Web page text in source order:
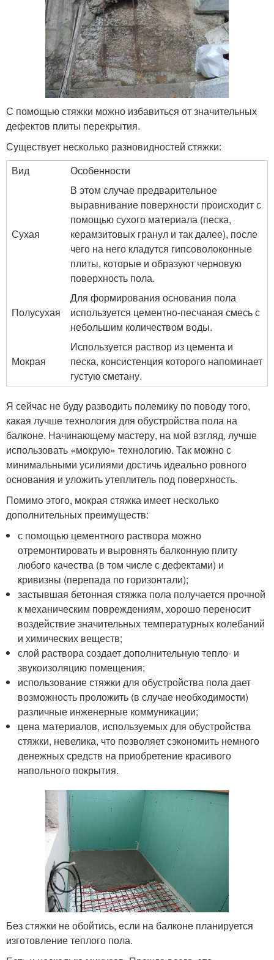
С помощью стяжки можно избавиться от значительных
дефектов плиты перекрытия.
Существует несколько разновидностей стяжки:
Вид
Особенности
Сухая
В этом случае предварительное
выравнивание поверхности происходит с
помощью сухого материала (песка,
керамзитовых гранул и так далее), после
чего на него кладутся гипсоволоконные
плиты, которые и образуют черновую
поверхность пола.
Полусухая
Для формирования основания пола
используется цементно-песчаная смесь с
небольшим количеством воды.
Мокрая
Используется раствор из цемента и
песка, консистенция которого напоминает
густую сметану.
Я сейчас не буду разводить полемику по поводу того,
какая лучше технология для обустройства пола на
балконе. Начинающему мастеру, на мой взгляд, лучше
использовать «мокрую» технологию. Так можно с
минимальными усилиями достичь идеально ровного
основания и уложить утеплитель под поверхность.
Помимо этого, мокрая стяжка имеет несколько
дополнительных преимуществ:
с помощью цементного раствора можно
отремонтировать и выровнять балконную плиту
любого качества (в том числе с дефектами) и
кривизны (перепада по горизонтали);
застывшая бетонная стяжка пола получается прочной
к механическим повреждениям, хорошо переносит
воздействие значительных температурных колебаний
и химических веществ;
слой раствора создает дополнительную тепло- и
звукоизоляцию помещения;
использование стяжки для обустройства пола дает
возможность проложить (в случае необходимости)
различные инженерные коммуникации;
цена материалов, используемых для обустройства
стяжки, невелика, что позволяет сэкономить немного
денежных средств на приобретение красивого
напольного покрытия.
Без стяжки не обойтись, если на балконе планируется
изготовление теплого пола.